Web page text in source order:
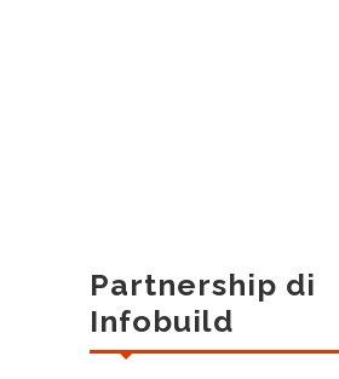
Partnership di
Infobuild